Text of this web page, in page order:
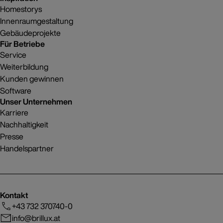
Homestorys
Innenraumgestaltung
Gebäudeprojekte
Für Betriebe
Service
Weiterbildung
Kunden gewinnen
Software
Unser Unternehmen
Karriere
Nachhaltigkeit
Presse
Handelspartner
Kontakt
+43 732 370740-0
info@brillux.at